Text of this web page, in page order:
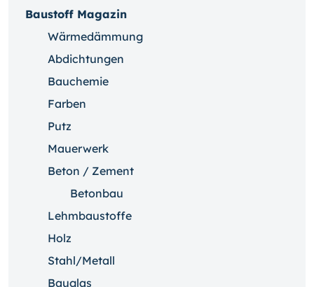
Baustoff Magazin
Wärmedämmung
Abdichtungen
Bauchemie
Farben
Putz
Mauerwerk
Beton / Zement
Betonbau
Lehmbaustoffe
Holz
Stahl/Metall
Bauglas